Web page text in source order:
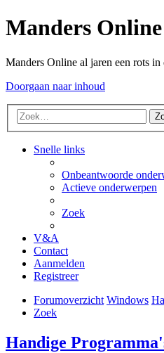
Manders
Manders Online al jaren een rots in
Doorgaan naar inhoud
Snelle links
Onbeantwoorde
Actieve onderwerpen
Zoek
V&A
Contact
Aanmelden
Registreer
Forumoverzicht Windows
Zoek
Handige